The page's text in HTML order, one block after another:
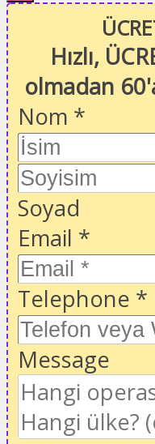
Hızlı,
olmadan
Nom *
Soyad
Email *
Telephone *
Message